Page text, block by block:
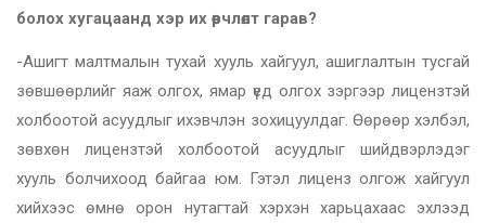
болох хугацаанд хэр их өөрчлөлт гарав?
-Ашигт малтмалын тухай хууль хайгуул, ашиглалтын тусгай
зөвшөөрлийг яаж олгох, ямар үед олгох зэргээр лицензтэй
холбоотой асуудлыг ихэвчлэн зохицуулдаг. Өөрөөр хэлбэл,
зөвхөн лицензтэй холбоотой асуудлыг шийдвэрлэдэг
хууль болчихоод байгаа юм. Гэтэл лиценз олгож хайгуул
хийхээс өмнө орон нутагтай хэрхэн харьцахаас эхлээд